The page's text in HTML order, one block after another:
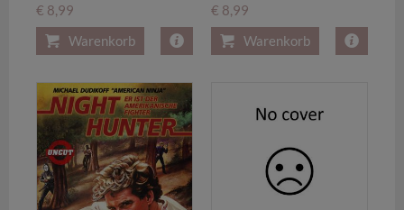
€ 8,99
Warenkorb
€ 8,99
Warenkorb